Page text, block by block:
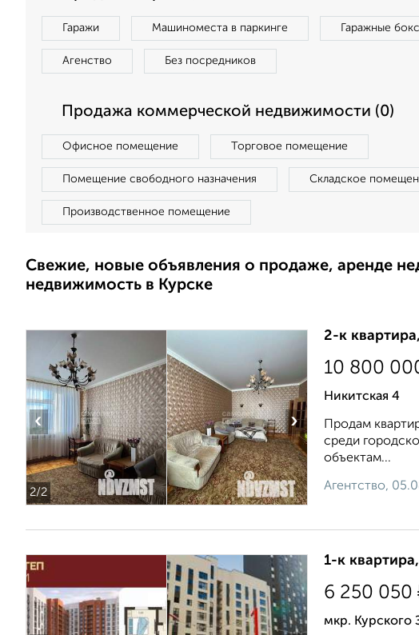
Гаражи Машиноместа в паркинге Гаражные
Агенство Без посредников
Продажа коммерческой недвижимости (0)
Офисное помещение Торговое помещение
Помещение свободного назначения Складское
Производственное помещение
Свежие, новые объявления о продаже, аренде
недвижимость в Курске
2/2
‹ ›
2-к
10 800
Никитская 4
Продам
среди
объектам...
Агентство,
1-к
6 250 050
мкр. Курского